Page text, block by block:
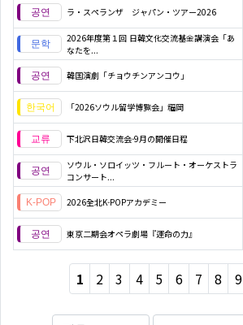
ラ・スペランザ ジャパン・ツアー2026
2026年度第１回 日韓文化交流基金講演会「あ
なたを...
韓国演劇「チョウチンアンコウ」
「2026ソウル留学博覧会」福岡
下北沢日韓交流会-9月の開催日程
ソウル・ソロイッツ・フルート・オーケストラ
コンサート...
2026全北K-POPアカデミー
東京二期会オペラ劇場『運命の力』
1 2 3 4 5 6 7 8 9